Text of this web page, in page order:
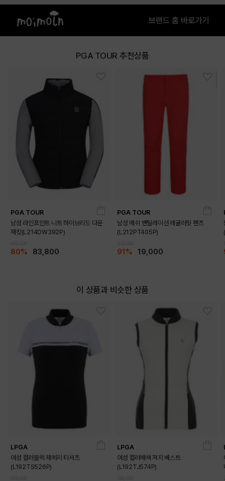
PGA TOUR 추천상품
PGA TOUR
남성 라인포인트 니트 하이브리드 다운
재킷(L214DW392P)
80% 83,800
PGA TOUR
남성 메쉬 벤틸레이션 레귤러핏 팬츠
(L212PT405P)
91% 19,000
이 상품과 비슷한 상품
LPGA
여성 컬러블럭 제에리 티셔츠
(L192TS526P)
LPGA
여성 컬러배색 져지 베스트
(L192TJ574P)